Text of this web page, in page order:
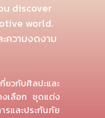
discover
world.
ความงดงาม
ยวกับศิลปะและ
เลือก ชุดแต่ง
และประกันภัย